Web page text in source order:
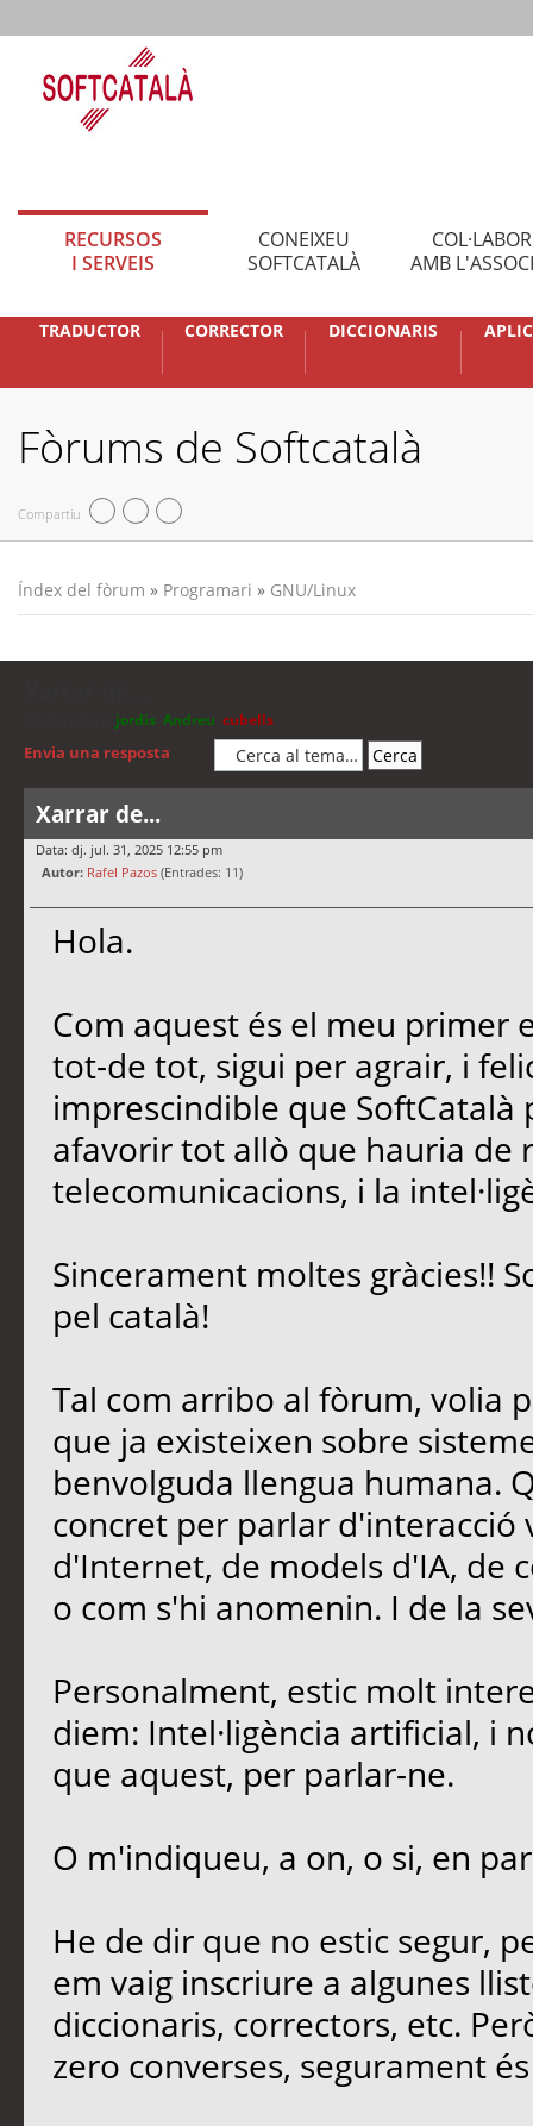
RECURSOS
I SERVEIS
CONEIXEU
SOFTCATALÀ
AMB
TRADUCTOR CORRECTOR DICCIONARIS
Fòrums de Softcatalà
Compartiu
Índex del fòrum » Programari » GNU/Linux
jordis Andreu cubells
Envia una resposta
Xarrar de...
Data: dj. jul. 31, 2025 12:55 pm
Autor: Rafel Pazos (Entrades: 11)
Hola.
Com aquest és el meu primer
tot-de tot, sigui per agrair, i
imprescindible que SoftCatalà
afavorir tot allò que hauria de
telecomunicacions, i la
Sincerament moltes gràcies!!
pel català!
Tal com arribo al fòrum, volia
que ja existeixen sobre
benvolguda llengua humana.
concret per parlar d'interacció
d'Internet, de models d'IA, de
o com s'hi anomenin. I de la
Personalment, estic molt
diem: Intel·ligència artificial, i
que aquest, per parlar-ne.
O m'indiqueu, a on, o si, en
He de dir que no estic segur,
em vaig inscriure a algunes
diccionaris, correctors, etc.
zero converses, segurament